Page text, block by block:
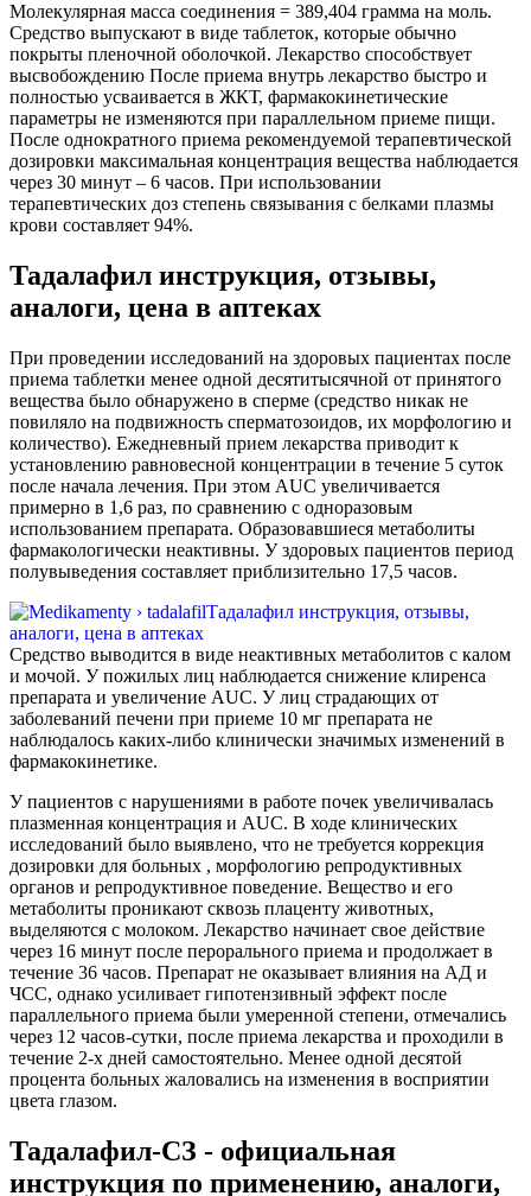
Молекулярная масса соединения = 389,404 грамма на моль.
Средство выпускают в виде таблеток, которые обычно
покрыты пленочной оболочкой. Лекарство способствует
высвобождению После приема внутрь лекарство быстро и
полностью усваивается в ЖКТ, фармакокинетические
параметры не изменяются при параллельном приеме пищи.
После однократного приема рекомендуемой терапевтической
дозировки максимальная концентрация вещества наблюдается
через 30 минут – 6 часов. При использовании
терапевтических доз степень связывания с белками плазмы
крови составляет 94%.
Тадалафил инструкция, отзывы,
аналоги, цена в аптеках
При проведении исследований на здоровых пациентах после
приема таблетки менее одной десятитысячной от принятого
вещества было обнаружено в сперме (средство никак не
повиляло на подвижность сперматозоидов, их морфологию и
количество). Ежедневный прием лекарства приводит к
установлению равновесной концентрации в течение 5 суток
после начала лечения. При этом AUC увеличивается
примерно в 1,6 раз, по сравнению с одноразовым
использованием препарата. Образовавшиеся метаболиты
фармакологически неактивны. У здоровых пациентов период
полувыведения составляет приблизительно 17,5 часов.
Средство выводится в виде неактивных метаболитов с калом
и мочой. У пожилых лиц наблюдается снижение клиренса
препарата и увеличение AUC. У лиц страдающих от
заболеваний печени при приеме 10 мг препарата не
наблюдалось каких-либо клинически значимых изменений в
фармакокинетике.
У пациентов с нарушениями в работе почек увеличивалась
плазменная концентрация и AUC. В ходе клинических
исследований было выявлено, что не требуется коррекция
дозировки для больных , морфологию репродуктивных
органов и репродуктивное поведение. Вещество и его
метаболиты проникают сквозь плаценту животных,
выделяются с молоком. Лекарство начинает свое действие
через 16 минут после перорального приема и продолжает в
течение 36 часов. Препарат не оказывает влияния на АД и
ЧСС, однако усиливает гипотензивный эффект после
параллельного приема были умеренной степени, отмечались
через 12 часов-сутки, после приема лекарства и проходили в
течение 2-х дней самостоятельно. Менее одной десятой
процента больных жаловались на изменения в восприятии
цвета глазом.
Тадалафил-СЗ - официальная
инструкция по применению, аналоги,